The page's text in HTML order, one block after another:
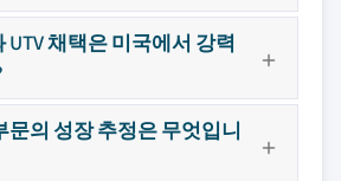
UTV 채택은 미국에서 강력
문의 성장 추정은 무엇입니